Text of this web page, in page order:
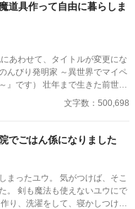
道具作って自由に暮らしま
あわせて、タイトルが変更にな
んびり発明家 ～異世界でマイペ
生きた前世の
境伯家の三男坊として5歳の姿
ン。彼はもともと物作りが大好
。 辺境の地で、家族
や、妹のための可愛いおもち
する新しい魔道具を作り上げて
は周囲の人々にも認められ、彼
しい人々と出会い、仲間ととも
文字数：500,698
でごはん係になりました
まったユウ。 気がつけば、そこ
にで
り、洗濯をして、寝かしつけを